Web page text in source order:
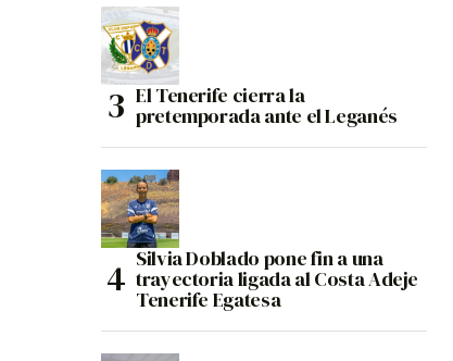
El Tenerife cierra la
pretemporada ante el Leganés
Silvia Doblado pone fin a una
trayectoria ligada al Costa Adeje
Tenerife Egatesa